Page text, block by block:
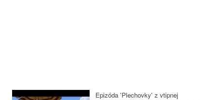
Epizóda 'Plechovky' z vtipnej